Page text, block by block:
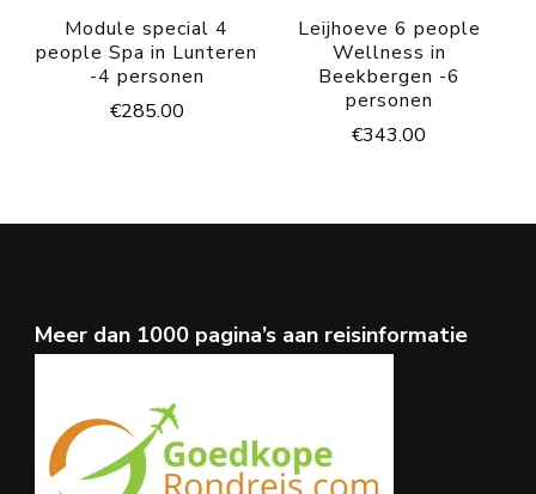
Module special 4
people Spa in Lunteren
-4 personen
€285.00
Leijhoeve 6 people
Wellness in
Beekbergen -6
personen
€343.00
Meer dan 1000 pagina’s aan reisinformatie